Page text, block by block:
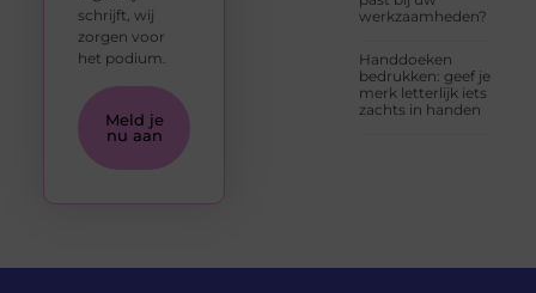
werkzaamheden?
Handdoeken
bedrukken: geef je
merk letterlijk iets
zachts in handen
schrijft, wij
zorgen voor
het podium.
Meld je
nu aan